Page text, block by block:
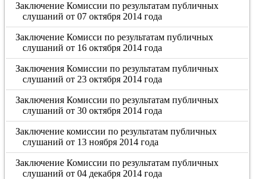
Заключение Комиссии по результатам публичных
слушаний от 07 октября 2014 года
Заключение Комисси по результатам публичных
слушаний от 16 октября 2014 года
Заключения Комиссии по результатам публичных
слушаний от 23 октября 2014 года
Заключения Комиссии по результатам публичных
слушаний от 30 октября 2014 года
Заключение комиссии по результатам публичных
слушаний от 13 ноября 2014 года
Заключение Комиссии по результатам публичных
слушаний от 04 декабря 2014 года